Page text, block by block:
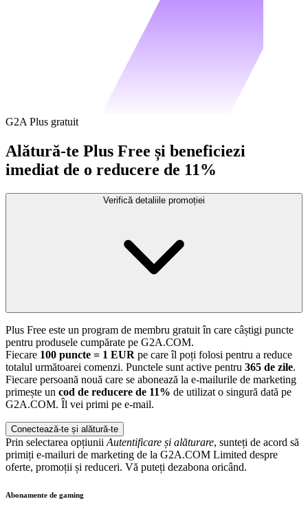
G2A Plus gratuit
Alătură-te Plus Free și beneficiezi
imediat de o reducere de 11%
Verifică detaliile promoției
Plus Free este un program de membru gratuit în care câștigi puncte
pentru produsele cumpărate pe G2A.COM.
Fiecare 100 puncte = 1 EUR pe care îl poți folosi pentru a reduce
totalul următoarei comenzi. Punctele sunt active pentru 365 de zile.
Fiecare persoană nouă care se abonează la e-mailurile de marketing
primește un cod de reducere de 11% de utilizat o singură dată pe
G2A.COM. Îl vei primi pe e-mail.
Conectează-te și alătură-te
Prin selectarea opțiunii Autentificare și alăturare, sunteți de acord să
primiți e-mailuri de marketing de la G2A.COM Limited despre
oferte, promoții și reduceri. Vă puteți dezabona oricând.
Abonamente de gaming